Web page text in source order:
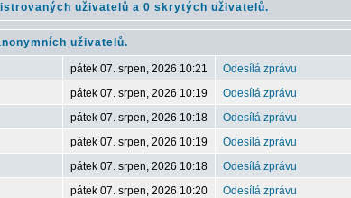
uživatelů a 0 skrytých uživatelů.
uživatelů.
pátek 07. srpen, 2026 10:21
Odesílá zprávu
pátek 07. srpen, 2026 10:19
Odesílá zprávu
pátek 07. srpen, 2026 10:18
Odesílá zprávu
pátek 07. srpen, 2026 10:19
Odesílá zprávu
pátek 07. srpen, 2026 10:18
Odesílá zprávu
pátek 07. srpen, 2026 10:20
Odesílá zprávu